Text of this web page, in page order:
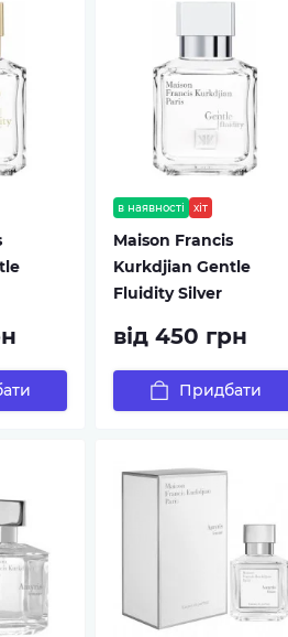
в наявності хіт
Maison Francis
Kurkdjian Gentle
Fluidity Silver
від 450 грн
Придбати